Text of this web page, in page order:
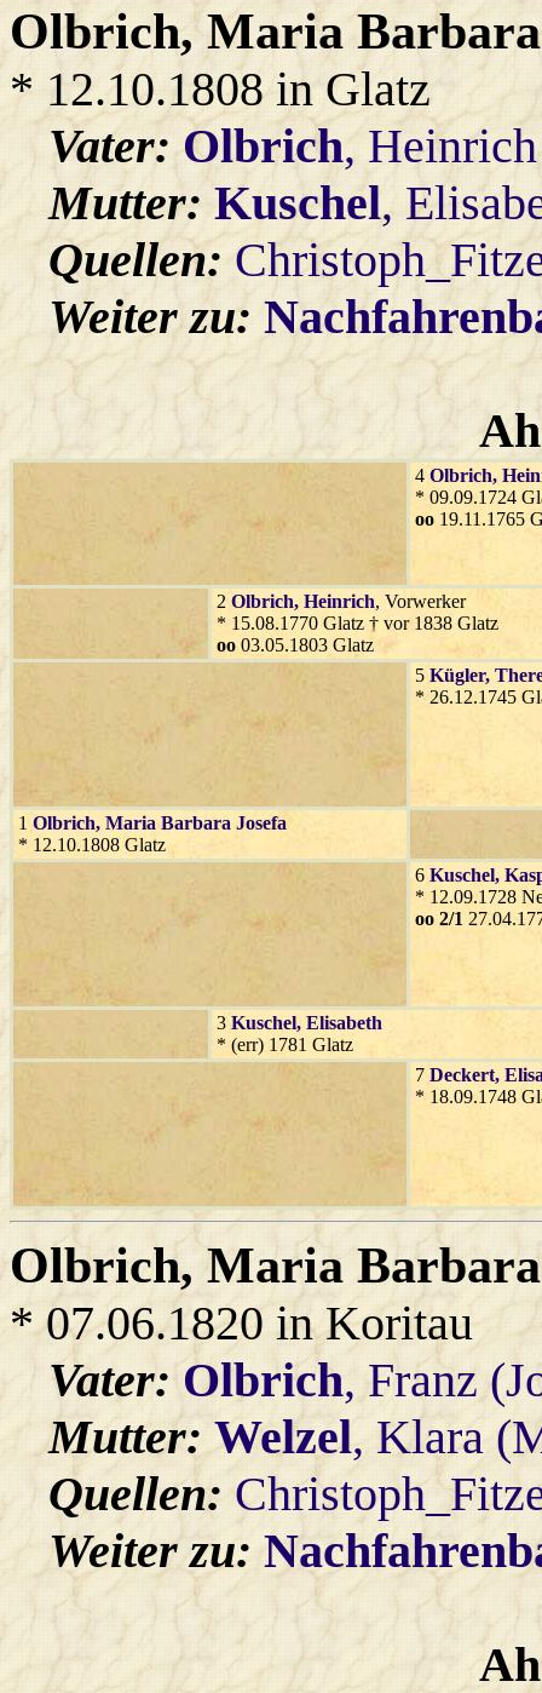
Olbrich, Maria Barbara
* 12.10.1808 in Glatz
Vater:Olbrich,
Mutter: Kuschel,
Quellen:
Weiter zu:
4 Olbrich,
* 09.09.1724
oo 19.11.1765
2 Olbrich, Heinrich, Vorwerker
* 15.08.1770 Glatz † vor 1838 Glatz
oo 03.05.1803 Glatz
5 Kügler,
* 26.12.1745
1 Olbrich, Maria Barbara Josefa
* 12.10.1808 Glatz
6 Kuschel,
* 12.09.1728
oo 2/1
3 Kuschel, Elisabeth
* (err) 1781 Glatz
7 Deckert,
* 18.09.1748
Olbrich, Maria
* 07.06.1820 in Koritau
Vater:Olbrich, Franz
Mutter:Welzel, Klara
Quellen:
Weiter zu: